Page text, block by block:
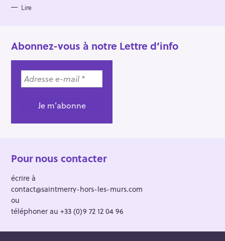
S Lire
Abonnez-vous à notre Lettre d’info
Pour nous contacter
écrire à
contact@saintmerry-hors-les-murs.com
ou
téléphoner au +33 (0)9 72 12 04 96